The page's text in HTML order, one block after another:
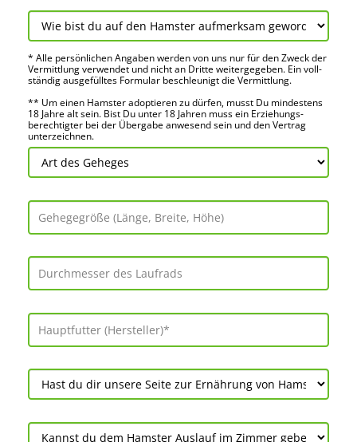
* Alle persön­lichen Angaben werden von uns nur für den Zweck der
Vermitt­lung verwendet und nicht an Dritte weiter­gegeben. Ein voll­
ständig ausge­fülltes Formular beschleu­nigt die Vermitt­lung.
** Um einen Hamster adoptieren zu dürfen, musst Du mindes­tens
18 Jahre alt sein. Bist Du unter 18 Jahren muss ein Erziehungs­
berechtigter bei der Über­gabe anwes­end sein und den Vertrag
unter­zeichnen.